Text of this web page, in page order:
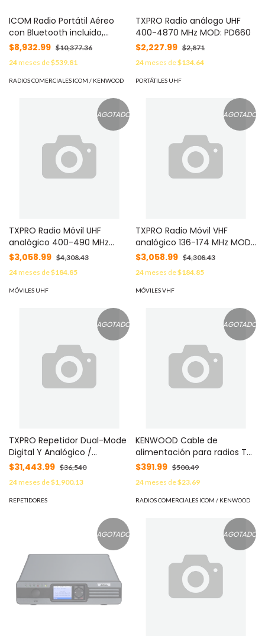
ICOM Radio Portátil Aéreo
con Bluetooth incluido,
rango de frecuencia 118-
136.99166MHz, 6W PEP, 200
canales alfanuméricos,
pantalla de 8 caracteres,
antena y clip MOD: IC-A16B/11
$8,932.99 $10,377.36
24meses de$539.81
RADIOS COMERCIALES ICOM / KENWOOD
TXPRO Radio análogo UHF
400-4870 MHz MOD: PD660
$2,227.99 $2,871
24meses de$134.64
PORTÁTILES UHF
AGOTADO
TXPRO Radio Móvil UHF
analógico 400-490 MHz
MOD: TX-M9000U
$3,058.99 $4,308.43
24meses de$184.85
MÓVILES UHF
AGOTADO
TXPRO Radio Móvil VHF
analógico 136-174 MHz MOD:
TXM9000V
$3,058.99 $4,308.43
24meses de$184.85
MÓVILES VHF
AGOTADO
TXPRO Repetidor Dual-Mode
Digital Y Analógico /
Tecnología TDMA / Pantalla
LCD / Alta Potencia 40-50W
/ Temperatura De
Funcionamiento -30?~+70?
/ IP Link MOD: TXR7500U
$31,443.99 $36,540
24meses de$1,900.13
REPETIDORES
AGOTADO
KENWOOD Cable de
alimentación para radios TK-
7180/8180 MOD: E30752045
$391.99 $500.49
24meses de$23.69
RADIOS COMERCIALES ICOM / KENWOOD
AGOTADO AGOTADO